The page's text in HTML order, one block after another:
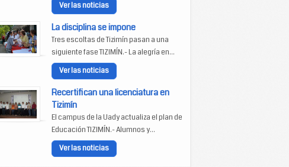
Ver las noticias
La disciplina se impone
Tres escoltas de Tizimín pasan a una
siguiente fase TIZIMÍN.- La alegría en...
Ver las noticias
Recertifican una licenciatura en
Tizimín
El campus de la Uady actualiza el plan de
Educación TIZIMÍN.- Alumnos y...
Ver las noticias